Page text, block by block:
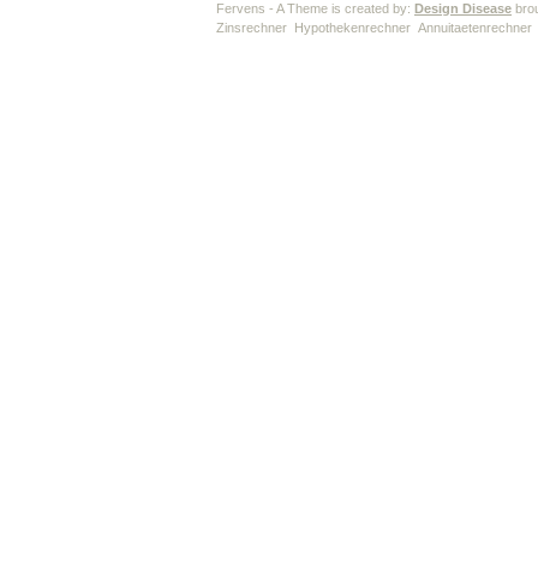
Fervens - A Theme is created by: Design Disease
Zinsrechner Hypothekenrechner Annuitaetenrechner